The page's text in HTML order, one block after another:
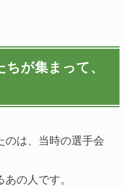
ちが集まって、
のは、当時の選手会
の人です。